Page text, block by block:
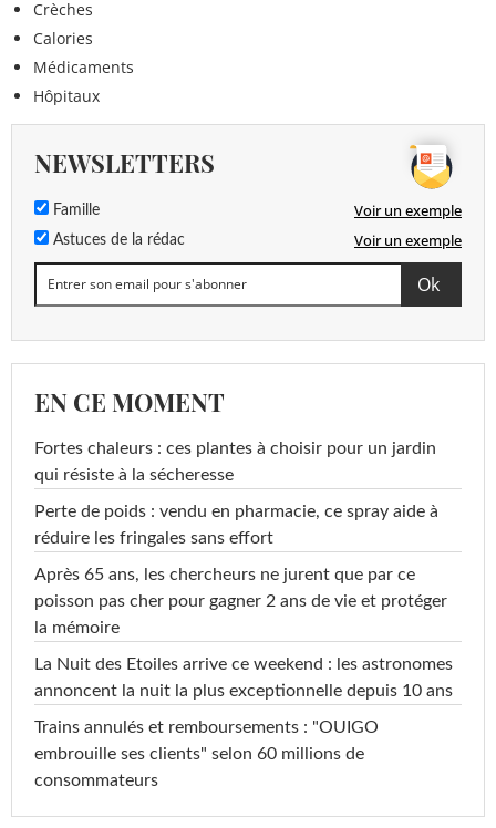
Crèches
Calories
Médicaments
Hôpitaux
NEWSLETTERS
Famille Voir un exemple
Astuces de la rédac Voir un exemple
EN CE MOMENT
Fortes chaleurs : ces plantes à choisir pour un jardin
qui résiste à la sécheresse
Perte de poids : vendu en pharmacie, ce spray aide à
réduire les fringales sans effort
Après 65 ans, les chercheurs ne jurent que par ce
poisson pas cher pour gagner 2 ans de vie et protéger
la mémoire
La Nuit des Etoiles arrive ce weekend : les astronomes
annoncent la nuit la plus exceptionnelle depuis 10 ans
Trains annulés et remboursements : "OUIGO
embrouille ses clients" selon 60 millions de
consommateurs